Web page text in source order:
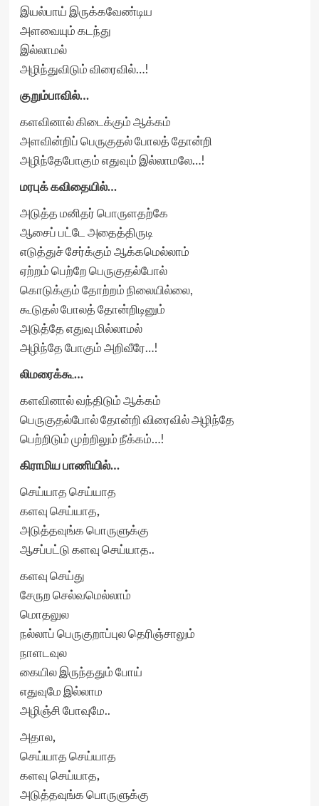
இயல்பாய் இருக்கவேண்டிய
அளவையும் கடந்து
இல்லாமல்
அழிந்துவிடும் விரைவில்…!
குறும்பாவில்…
களவினால் கிடைக்கும் ஆக்கம்
அளவின்றிப் பெருகுதல் போலத் தோன்றி
அழிந்தேபோகும் எதுவும் இல்லாமலே…!
மரபுக் கவிதையில்…
அடுத்த மனிதர் பொருளதற்கே
ஆசைப் பட்டே அதைத்திருடி
எடுத்துச் சேர்க்கும் ஆக்கமெல்லாம்
ஏற்றம் பெற்றே பெருகுதல்போல்
கொடுக்கும் தோற்றம் நிலையில்லை,
கூடுதல் போலத் தோன்றிடினும்
அடுத்தே எதுவு மில்லாமல்
அழிந்தே போகும் அறிவீரே…!
லிமரைக்கூ…
களவினால் வந்திடும் ஆக்கம்
பெருகுதல்போல் தோன்றி விரைவில் அழிந்தே
பெற்றிடும் முற்றிலும் நீக்கம்…!
கிராமிய பாணியில்…
செய்யாத செய்யாத
களவு செய்யாத,
அடுத்தவுங்க பொருளுக்கு
ஆசப்பட்டு களவு செய்யாத..
களவு செய்து
சேருற செல்வமெல்லாம்
மொதலுல
நல்லாப் பெருகுறாப்புல தெரிஞ்சாலும்
நாளடவுல
கையில இருந்ததும் போய்
எதுவுமே இல்லாம
அழிஞ்சி போவுமே..
அதால,
செய்யாத செய்யாத
களவு செய்யாத,
அடுத்தவுங்க பொருளுக்கு